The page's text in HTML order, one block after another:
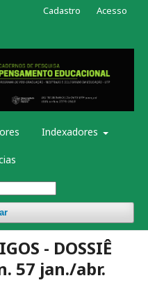
Indexadores
Cadastro Acesso
- DOSSIÊ
57 jan./abr.